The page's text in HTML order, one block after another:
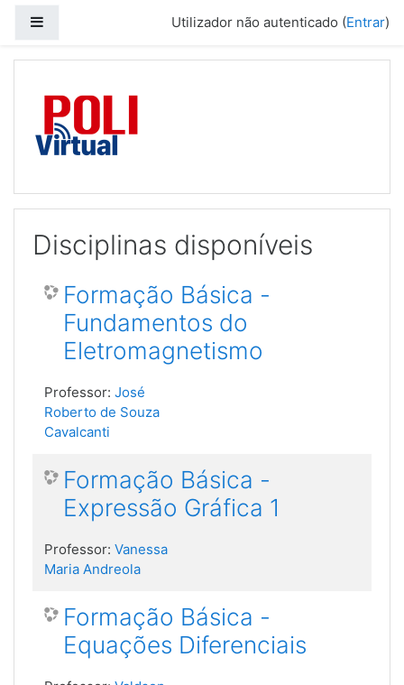
Utilizador não autenticado (Entrar)
Disciplinas disponíveis
Formação Básica -
Fundamentos do
Eletromagnetismo
Professor: José
Roberto de Souza
Cavalcanti
Formação Básica -
Expressão Gráfica 1
Professor: Vanessa
Maria Andreola
Formação Básica -
Equações Diferenciais